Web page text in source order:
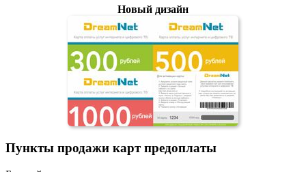
Новый дизайн
Пункты продажи карт предоплаты